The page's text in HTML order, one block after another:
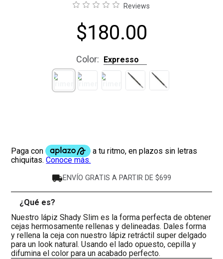
Reviews
$180.00
Color: Expresso
ENVÍO GRATIS A PARTIR DE $699
¿Qué es?
Nuestro lápiz Shady Slim es la forma perfecta de obtener
cejas hermosamente rellenas y delineadas. Dales forma
y rellena la ceja con nuestro lápiz retráctil super delgado
para un look natural. Usando el lado opuesto, cepilla y
difumina el color para un acabado perfecto.